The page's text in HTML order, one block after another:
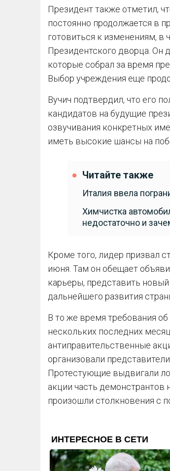
Президент также отметил,
постоянно продолжается в
готовиться к изменениям, в
Президентского дворца. Он
которые собрал за время
Выбор учреждения еще
Вучич подтвердил, что его
кандидатов на будущие
озвучивания конкретных
иметь высокие шансы на
Читайте также
Италия ввела
Химчистка
недостаточно и
Кроме того, лидер призвал
июня. Там он обещает
карьеры, представить
дальнейшего развития
В то же время требования об
нескольких последних
антиправительственные
организовали
Протестующие выдвигали
акции часть демонстрантов
произошли столкновения с